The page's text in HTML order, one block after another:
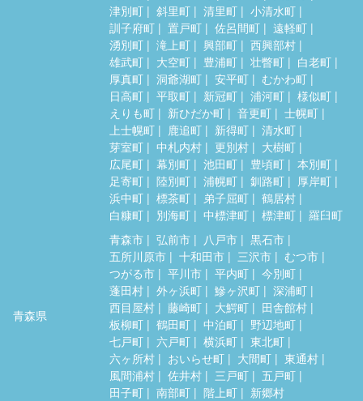
津別町
斜里町 清里町
小清水町
訓子府町
置戸町 佐呂間町
遠軽町
湧別町
滝上町 興部町
西興部村
雄武町
大空町 豊浦町 壮瞥町
白老町
厚真町
洞爺湖町 安平町
むかわ町
日高町
平取町 新冠町 浦河町
様似町
えりも町
新ひだか町 音更町
士幌町
上士幌町
鹿追町 新得町
清水町
芽室町
中札内村 更別村
大樹町
広尾町
幕別町 池田町 豊頃町
本別町
足寄町
陸別町 浦幌町 釧路町
厚岸町
浜中町
標茶町 弟子屈町
鶴居村
白糠町
別海町 中標津町 標津町 羅臼町
青森県
青森市 弘前市 八戸市
黒石市
五所川原市
十和田市 三沢市
むつ市
つがる市
平川市 平内町
今別町
蓬田村
外ヶ浜町 鰺ヶ沢町
深浦町
西目屋村
藤崎町 大鰐町
田舎館村
板柳町
鶴田町 中泊町
野辺地町
七戸町
六戸町 横浜町
東北町
六ヶ所村
おいらせ町 大間町
東通村
風間浦村
佐井村 三戸町
五戸町
田子町
南部町 階上町 新郷村